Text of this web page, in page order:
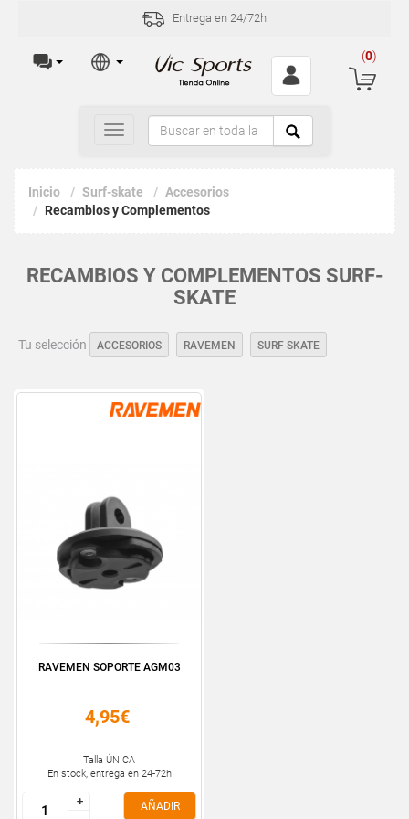
Entrega en 24/72h
(0)
Toggle
navigation
Inicio Surf-skate
Accesorios
Recambios y Complementos
RECAMBIOS Y COMPLEMENTOS SURF-
SKATE
Tu selección ACCESORIOS RAVEMEN SURF SKATE
RAVEMEN SOPORTE AGM03
4,95€
Talla ÚNICA
En stock, entrega en 24-72h
+
+
AÑADIR